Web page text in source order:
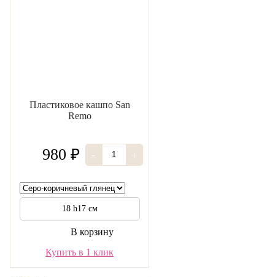
Пластиковое кашпо San
Remo
980 ₽ - +
18 h17 см
В корзину
Купить в 1 клик